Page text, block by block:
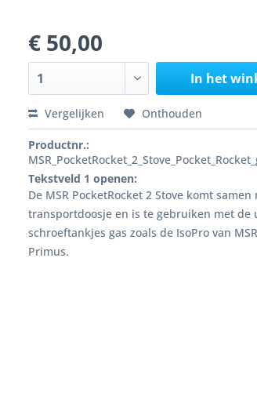
€ 50,00
In het
Vergelijken Onthouden
Productnr.:
Tekstveld 1 openen:
De MSR PocketRocket 2 Stove komt samen
transportdoosje en is te gebruiken met de
schroeftankjes gas zoals de IsoPro van
Primus.